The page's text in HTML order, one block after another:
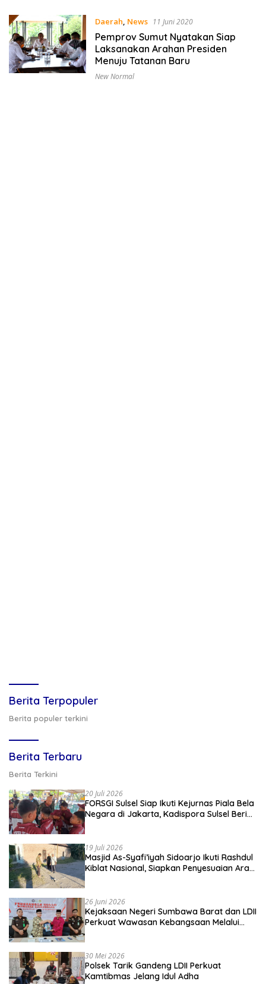
Daerah, News 11 Juni 2020
Pemprov Sumut Nyatakan Siap
Laksanakan Arahan Presiden
Menuju Tatanan Baru
New Normal
Berita Terpopuler
Berita populer terkini
Berita Terbaru
Berita Terkini
20 Juli 2026
FORSGI Sulsel Siap Ikuti Kejurnas Piala Bela
Negara di Jakarta, Kadispora Sulsel Beri
19 Juli 2026
Masjid As-Syafi’iyah Sidoarjo Ikuti Rashdul
Kiblat Nasional, Siapkan Penyesuaian Arah
26 Juni 2026
Kejaksaan Negeri Sumbawa Barat dan LDII
Perkuat Wawasan Kebangsaan Melalui
30 Mei 2026
Polsek Tarik Gandeng LDII Perkuat
Kamtibmas Jelang Idul Adha